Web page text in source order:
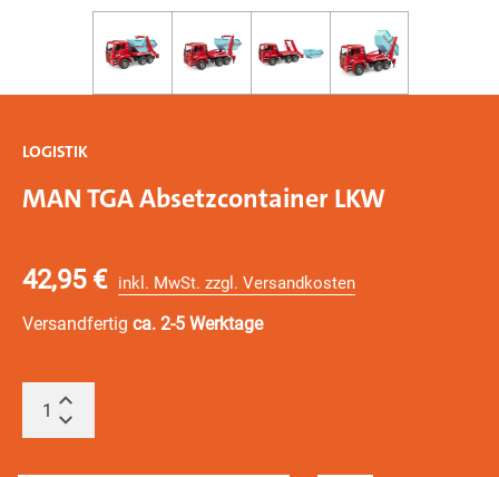
LOGISTIK
MAN TGA Absetzcontainer LKW
42,95 € inkl. MwSt. zzgl. Versandkosten
Versandfertig ca. 2-5 Werktage